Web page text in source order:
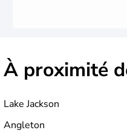
À proximité
Lake Jackson
Angleton